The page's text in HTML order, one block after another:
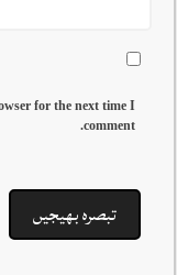
for the next time I
comment.